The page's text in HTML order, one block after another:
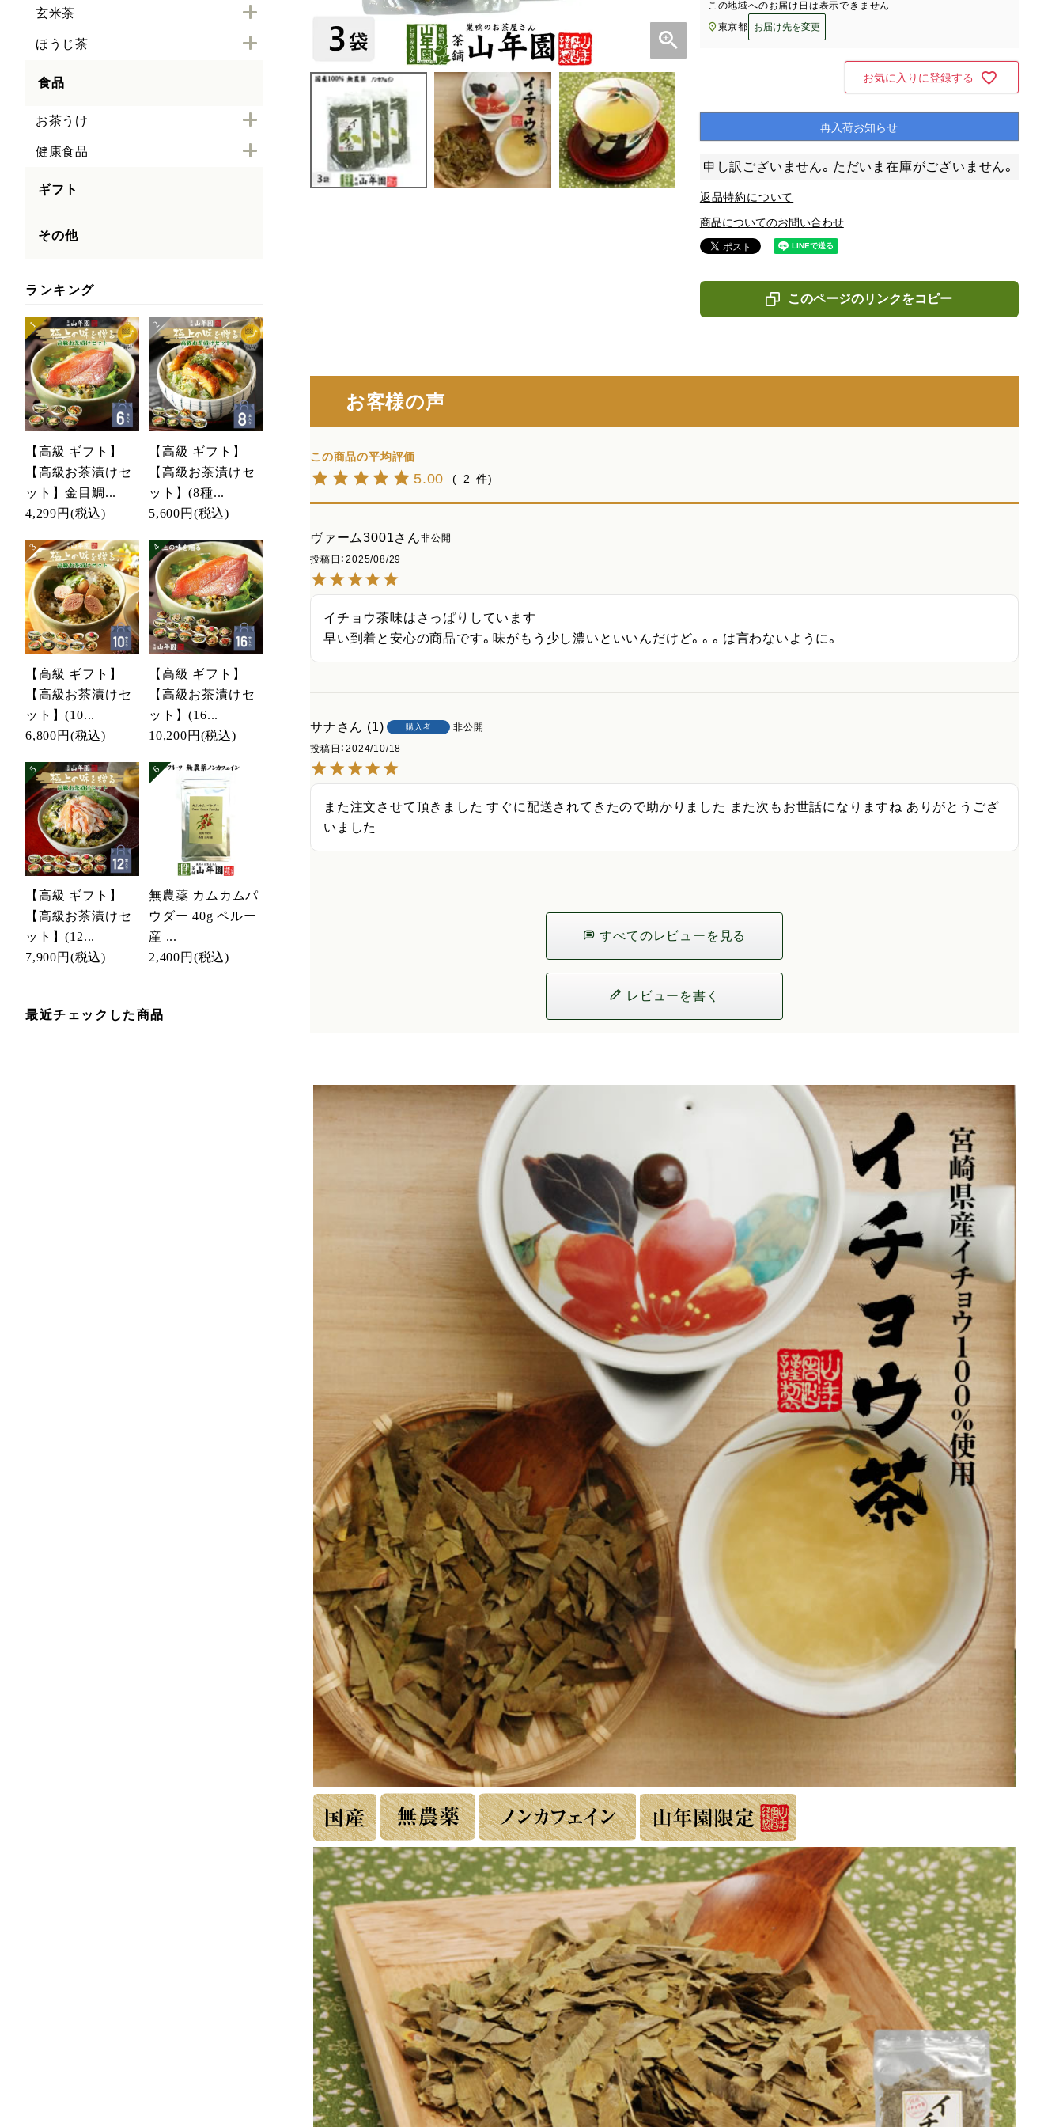
玄米茶
ほうじ茶
食品
お茶うけ
健康食品
ギフト
その他
ランキング
【高級 ギフト】
【高級お茶漬けセ
ット】金目鯛...
4,299円 (税込)
【高級 ギフト】
【高級お茶漬けセ
ット】(8種...
5,600円 (税込)
【高級 ギフト】
【高級お茶漬けセ
ット】(10...
6,800円 (税込)
【高級 ギフト】
【高級お茶漬けセ
ット】(16...
10,200円 (税込)
【高級 ギフト】
【高級お茶漬けセ
ット】(12...
7,900円 (税込)
無農薬 カムカムパ
ウダー 40g ペルー
産 ...
2,400円 (税込)
最近チェックした商品
この地域へのお届け日は表示できません
東京都
お届け先を変更
お気に入りに登録する
再入荷お知らせ
申し訳ございません。ただいま在庫がございません。
返品特約について
商品についてのお問い合わせ
このページのリンクをコピー
お客様の声
5.00 2
ヴァーム3001
非公開
投稿日
2025/08/29
イチョウ茶味はさっぱりしています
早い到着と安心の商品です。味がもう少し濃いといいんだけど。。。は言わないように。
サナ 1 購入者
非公開
投稿日
2024/10/18
また注文させて頂きました すぐに配送されてきたので助かりました また次もお世話になりますね ありがとうござ
いました
すべてのレビューを見る
レビューを書く